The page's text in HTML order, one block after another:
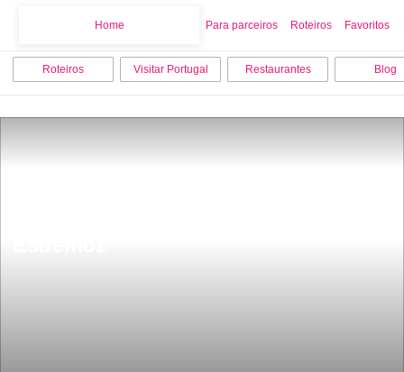
Home Para parceiros Roteiros Favoritos
Roteiros Visitar Portugal Restaurantes Blog